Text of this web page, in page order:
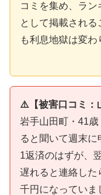
コミを集め、ラン
として掲載され
も利息地獄は変わ
⚠️【被害口コミ：
岩手山田町・41
ると聞いて週末に
1返済のはずが、
遅れると連絡した
千円になっていま